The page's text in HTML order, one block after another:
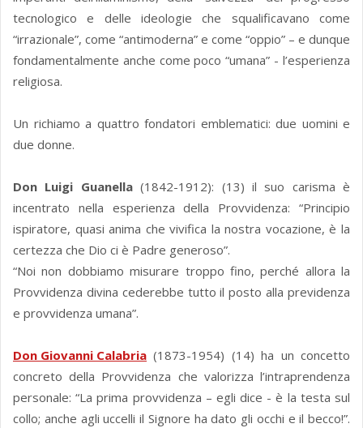
tecnologico e delle ideologie che squalificavano come
“irrazionale”, come “antimoderna” e come “oppio” – e dunque
fondamentalmente anche come poco “umana” - l’esperienza
religiosa.
Un richiamo a quattro fondatori emblematici: due uomini e
due donne.
Don Luigi Guanella(1842-1912): (13) il suo carisma è
incentrato nella esperienza della Provvidenza: “Principio
ispiratore, quasi anima che vivifica la nostra vocazione, è la
certezza che Dio ci è Padre generoso”.
“Noi non dobbiamo misurare troppo fino, perché allora la
Provvidenza divina cederebbe tutto il posto alla previdenza
e provvidenza umana”.
Don Giovanni Calabria (1873-1954) (14) ha un concetto
concreto della Provvidenza che valorizza l’intraprendenza
personale: “La prima provvidenza – egli dice - è la testa sul
collo; anche agli uccelli il Signore ha dato gli occhi e il becco!”.